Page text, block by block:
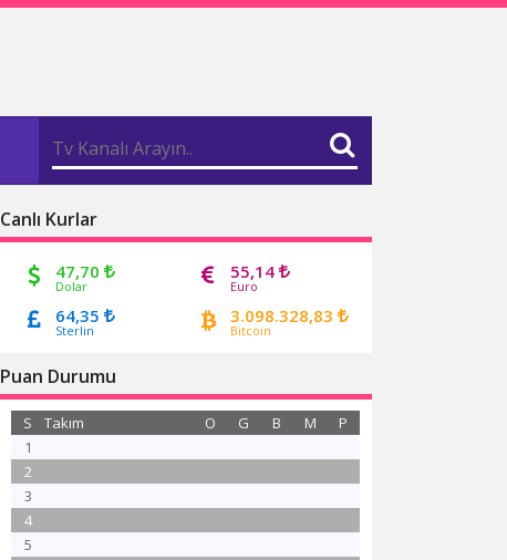
Canlı Kurlar
47,70
Dolar
55,14
Euro
64,35
Sterlin
3.098.328,83
Bitcoin
Puan Durumu
S Takım P
M
B
G
O
1
2
3
4
5